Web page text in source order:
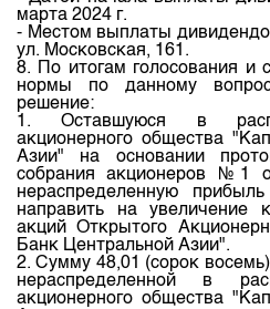
марта 2024 г.
- Местом выплаты
ул. Московская, 161.
8. По итогам голосования и
нормы по данному
решение:
1. Оставшуюся в
акционерного общества
Азии" на основании
собрания акционеров №1
нераспределенную
направить на увеличение
акций Открытого
Банк Центральной Азии".
2. Сумму 48,01 (сорок
нераспределенной в
акционерного общества